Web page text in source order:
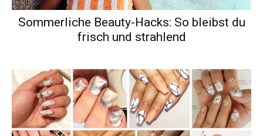
Sommerliche Beauty-Hacks: So bleibst du
frisch und strahlend